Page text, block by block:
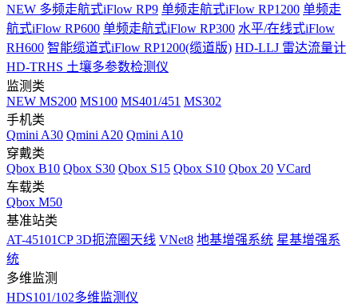
NEW 多频走航式iFlow RP9 单频走航式iFlow RP1200 单频走
航式iFlow RP600 单频走航式iFlow RP300 水平/在线式iFlow
RH600 智能缆道式iFlow RP1200(缆道版) HD-LLJ 雷达流量计
HD-TRHS 土壤多参数检测仪
监测类
NEW MS200 MS100 MS401/451 MS302
手机类
Qmini A30 Qmini A20 Qmini A10
穿戴类
Qbox B10 Qbox S30 Qbox S15 Qbox S10 Qbox 20 VCard
车载类
Qbox M50
基准站类
AT-45101CP 3D扼流圈天线 VNet8 地基增强系统 星基增强系
统
多维监测
HDS101/102多维监测仪